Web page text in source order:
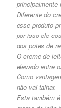
principalmente
Diferente do
esse produto
por isso ele
dos potes de
O creme de
elevado entre
Como
não vai talhar.
Esta também